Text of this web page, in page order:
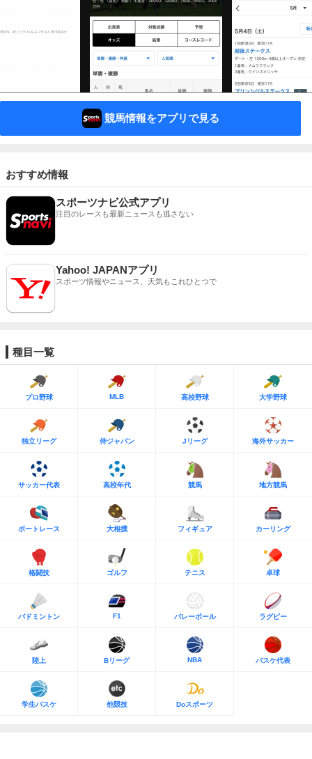
競馬情報をアプリで見る
おすすめ情報
スポーツナビ公式アプリ
注目のレースも最新ニュースも逃さない
Yahoo! JAPANアプリ
スポーツ情報やニュース、天気もこれひとつで
種目一覧
プロ野球 MLB 高校野球 大学野球
独立リーグ 侍ジャパン Jリーグ 海外サッカー
サッカー代表 高校年代 競馬 地方競馬
ボートレース 大相撲 フィギュア カーリング
格闘技 ゴルフ テニス 卓球
バドミントン F1 バレーボール ラグビー
陸上 Bリーグ NBA バスケ代表
学生バスケ 他競技 Doスポーツ